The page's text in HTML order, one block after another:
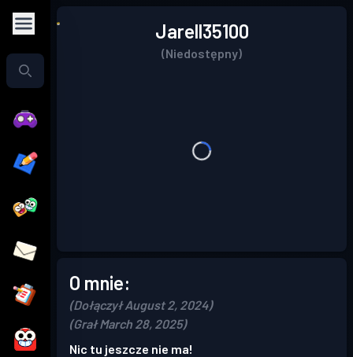
Jarell35100
(Niedostępny)
O mnie:
(Dołączył August 2, 2024)
(Grał March 28, 2025)
Nic tu jeszcze nie ma!